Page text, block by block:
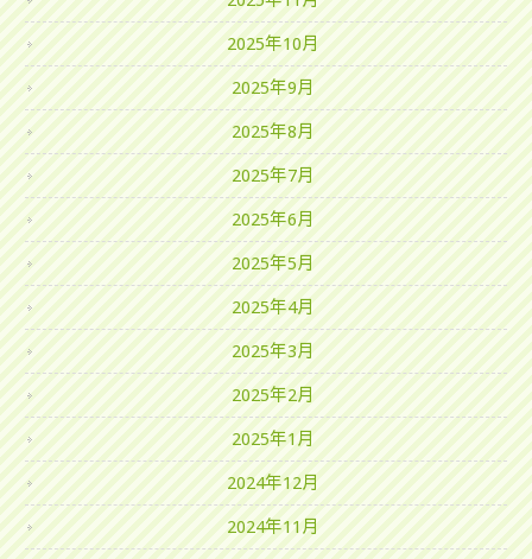
2025年10月
2025年9月
2025年8月
2025年7月
2025年6月
2025年5月
2025年4月
2025年3月
2025年2月
2025年1月
2024年12月
2024年11月